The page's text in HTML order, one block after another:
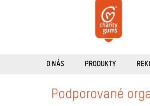
O NÁS PRODUKTY
Podporované